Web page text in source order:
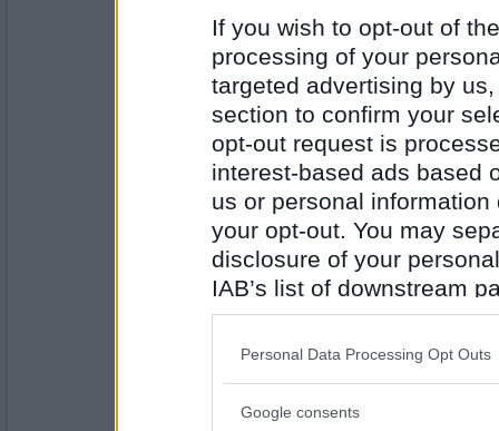
If you wish to opt-out of
processing of your
targeted advertising by
section to confirm your
opt-out request is
interest-based ads based
us or personal
your opt-out. You may
disclosure of your
IAB’s list of downstream
also be disclosed by us
Downstream Participants
Please note that this
Personal Data Processing Opt Outs
Google consents
Ruhrgebit- Ej medlem längre
Antal inlägg: 339
Slutställningen efter 4 omgångar.
Placering Namn Segerpoäng Pj-
1 Aeronaut 4 1119
2 Ruhrgebit 3 845
3 temperance 3 796
4 remvanrijn 3 519
5 EssQ 2 690
6 Piha 2 626
7 Taggtråd 2 583
11 Alphapet 0 422
Grattis Aeronaut till den